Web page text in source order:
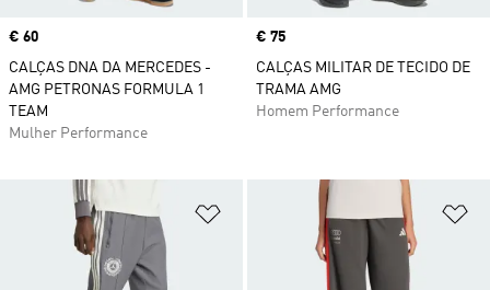
Price
€ 60
CALÇAS DNA DA MERCEDES -
AMG PETRONAS FORMULA 1
TEAM
Mulher Performance
Price
€ 75
CALÇAS MILITAR DE TECIDO DE
TRAMA AMG
Homem Performance
Adicionar à Lista de Desejos